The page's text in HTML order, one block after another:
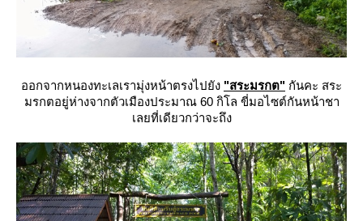
ออกจากหนองทะเลเรามุ่งหน้าตรงไปยัง "สระมรกต" กันคะ สระ
มรกตอยู่ห่างจากตัวเมืองประมาณ 60 กิโล ขี่มอไซต์กันหน้าชา
เลยที่เดียวกว่าจะถึง